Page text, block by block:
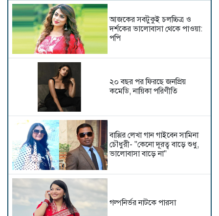
আজকের সবটুকুই চলচ্চিত্র ও
দর্শকের ভালোবাসা থেকে পাওয়া:
পপি
২০ বছর পর ফিরছে জনপ্রিয়
কমেডি, নায়িকা পরিণীতি
বাপ্পির লেখা গান গাইবেন সামিনা
চৌধুরী- "কেনো দূরত্ব বাড়ে শুধু,
ভালোবাসা বাড়ে না"
গল্পনির্ভর নাটকে পারসা